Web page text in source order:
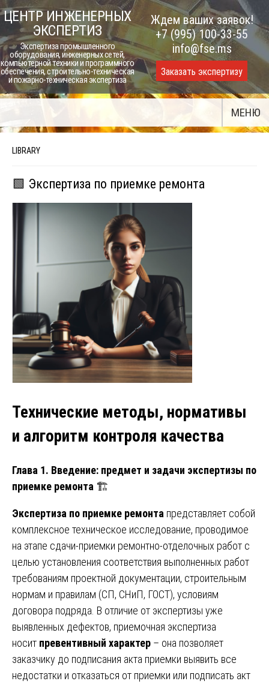
Skip
to
content
ЦЕНТР ИНЖЕНЕРНЫХ
ЭКСПЕРТИЗ
Экспертиза промышленного
оборудования, инженерных сетей,
компьютерной техники и программного
обеспечения, строительно-техническая
и пожарно-техническая экспертиза
Ждем ваших заявок!
+7 (995) 100-33-55
info@fse.ms
Заказать экспертизу
МЕНЮ
LIBRARY
🟩 Экспертиза по приемке ремонта
Технические методы, нормативы
и алгоритм контроля качества
Глава 1. Введение: предмет и задачи экспертизы по
приемке ремонта 🏗️
Экспертиза по приемке ремонта представляет собой
комплексное техническое исследование, проводимое
на этапе сдачи-приемки ремонтно-отделочных работ с
целью установления соответствия выполненных работ
требованиям проектной документации, строительным
нормам и правилам (СП, СНиП, ГОСТ), условиям
договора подряда. В отличие от экспертизы уже
выявленных дефектов, приемочная экспертиза
носит превентивный характер – она позволяет
заказчику до подписания акта приемки выявить все
недостатки и отказаться от приемки или подписать акт